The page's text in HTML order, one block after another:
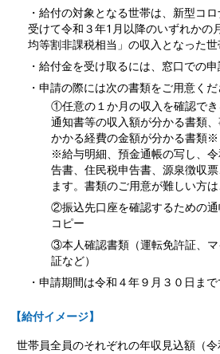
・給付の対象となる世帯は、新型コ
受けて令和３年1月以降のいずれかの
均等割非課税相当」の収入となった世
・給付金を受け取るには、窓口での申
・申請の際には次の書類をご用意くだ
①任意の１か月の収入を確認で
通知書等の収入額が分かる書類
かかる経費の金額が分かる書類※
※給与明細、預金通帳の写し、
告書、住民税申告書、源泉徴収
ます。書類のご用意が難しい方は
②振込先口座を確認するための
コピー
③本人確認書類（運転免許証、
証など）
・申請期間は令和４年９月３０日まで
【給付イメージ】
世帯員全員のそれぞれの年収見込額（